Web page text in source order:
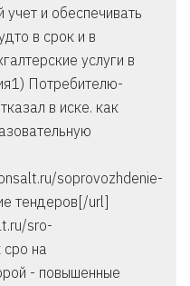
учет и обеспечивать
в срок и в
услуги в
Потребителю-
в иске. как
soprovozhdenie-
тендеров[/url]
sro-
на
- повышенные